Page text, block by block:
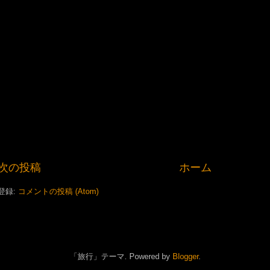
の投稿 ホーム
録: コメントの投稿 (Atom)
「旅行」テーマ. Powered by Blogger.